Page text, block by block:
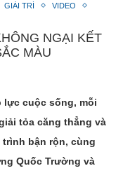
GIẢI TRÍ
VIDEO
NGẠI KẾT
MÀU
lực cuộc sống, mỗi
tỏa căng thẳng và
bận rộn, cùng
Quốc Trường và